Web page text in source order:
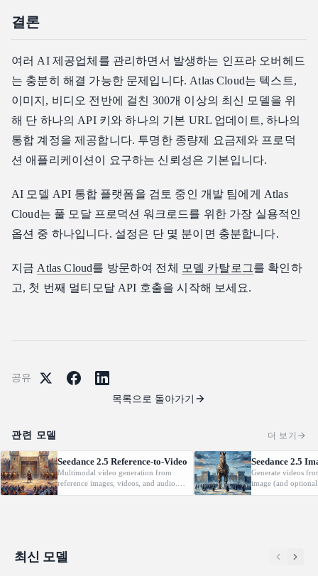
결론
여러 AI 제공업체를 관리하면서 발생하는 인프라 오버헤드
는 충분히 해결 가능한 문제입니다. Atlas Cloud는 텍스트,
이미지, 비디오 전반에 걸친 300개 이상의 최신 모델을 위
해 단 하나의 API 키와 하나의 기본 URL 업데이트, 하나의
통합 계정을 제공합니다. 투명한 종량제 요금제와 프로덕
션 애플리케이션이 요구하는 신뢰성은 기본입니다.
AI 모델 API 통합 플랫폼을 검토 중인 개발 팀에게 Atlas
Cloud는 풀 모달 프로덕션 워크로드를 위한 가장 실용적인
옵션 중 하나입니다. 설정은 단 몇 분이면 충분합니다.
지금 Atlas Cloud를 방문하여 전체 모델 카탈로그를 확인하
고, 첫 번째 멀티모달 API 호출을 시작해 보세요.
공유
목록으로 돌아가기
관련 모델 더 보기
Seedance 2.5 Reference-to-Video
Multimodal video generation from
reference images, videos, and audio.
Supports video editing and extension.
Seedance 2.5
Generate videos
image (and
with native audio.
최신 모델